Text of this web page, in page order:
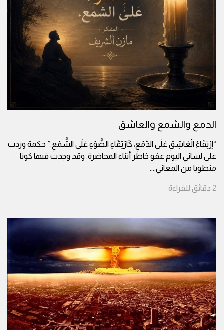
الدمع والشمع والعاشق
“اِرْتِقَاءُ الْعَاشِقِ عَلَى الدَّمْعِ، كَارْتِقَاءِ الضَّوْءِ عَلَى الشَّمْعِ.” حكمة وردت
على لساني اليوم عفو خاطر أثناء المحاضرة. وقد وجدت فيها كونا
منطويا من المعاني....
2 دقائق للقراءة